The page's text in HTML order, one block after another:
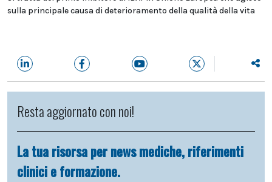
sulla principale causa di deterioramento della qualità della vita
Resta aggiornato con noi!
La tua risorsa per news mediche, riferimenti
clinici e formazione.